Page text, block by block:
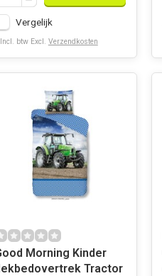
Vergelijk
btw Excl. Verzendkosten
Morning Kinder
dekbedovertrek Tractor